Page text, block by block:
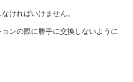
ければいけません。
ンの際に勝手に交換しないように